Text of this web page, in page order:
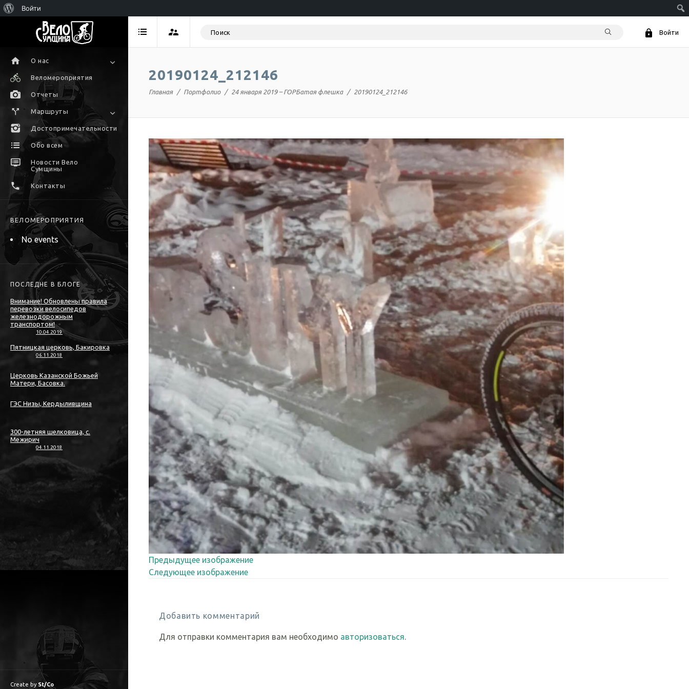
О нас
Веломероприятия
Отчеты
Маршруты
Достопримечательности
Обо всем
Новости Вело
Сумщины
Контакты
ВЕЛОМЕРОПРИЯТИЯ
No events
ПОСЛЕДНЕ В БЛОГЕ
Внимание! Обновлены правила
перевозки велосипедов
железнодорожным
транспортом!
10.04.2019
Пятницкая церковь, Бакировка
06.11.2018
Церковь Казанской Божьей
Матери, Басовка.
ГЭС Низы, Кердыливщина
300-летняя шелковица, с.
Межирич
04.11.2018
Create by St/Co
Войти
20190124_212146
Главная Портфолио 24 января 2019 – ГОРБатая флешка 20190124_212146
Предыдущее изображение
Следующее изображение
Добавить комментарий
Для отправки комментария вам необходимо авторизоваться.
Войти